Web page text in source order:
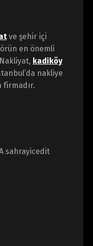
ve şehir içi
en önemli
kadiköy
nakliye
firmadır.
sahrayicedit